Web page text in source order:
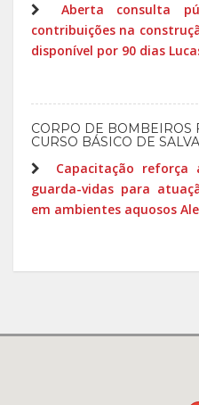
Aberta consulta
contribuições na
disponível por 90 dias
CORPO DE BOMBEIROS
CURSO BÁSICO DE
Capacitação reforça
guarda-vidas para
em ambientes aquosos